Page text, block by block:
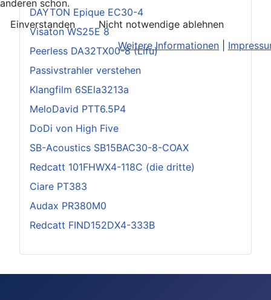
DAYTON Epique EC30-4
Visaton WS25E 8
Peerless DA32TX00-8 (Lifu)
Passivstrahler verstehen
Klangfilm 6SEla3213a
MeloDavid PTT6.5P4
DoDi von High Five
SB-Acoustics SB15BAC30-8-COAX
Redcatt 101FHWX4-118C (die dritte)
Ciare PT383
Audax PR380M0
Redcatt FIND152DX4-333B
anderen schon.
Einverstanden
Nicht notwendige ablehnen
Weitere Informationen